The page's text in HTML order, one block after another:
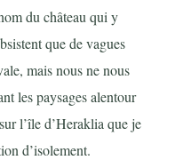
du château qui y
que de vagues
mais nous ne nous
les paysages alentour
l’île d’Heraklia que je
d’isolement.